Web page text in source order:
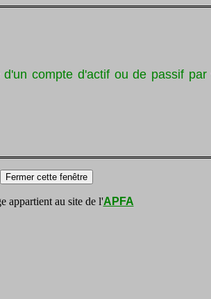
compte d'actif ou de passif par
appartient au site de l'APFA